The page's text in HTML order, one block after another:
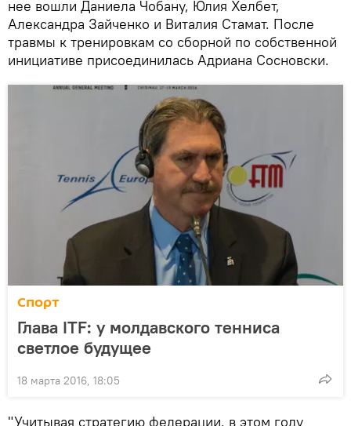
нее вошли Даниела Чобану, Юлия Хелбет,
Александра Зайченко и Виталия Стамат. После
травмы к тренировкам со сборной по собственной
инициативе присоединилась Адриана Сосновски.
Спорт
Глава ITF: у молдавского тенниса
светлое будущее
18 марта 2016, 18:05
"Учитывая стратегию федерации, в этом году